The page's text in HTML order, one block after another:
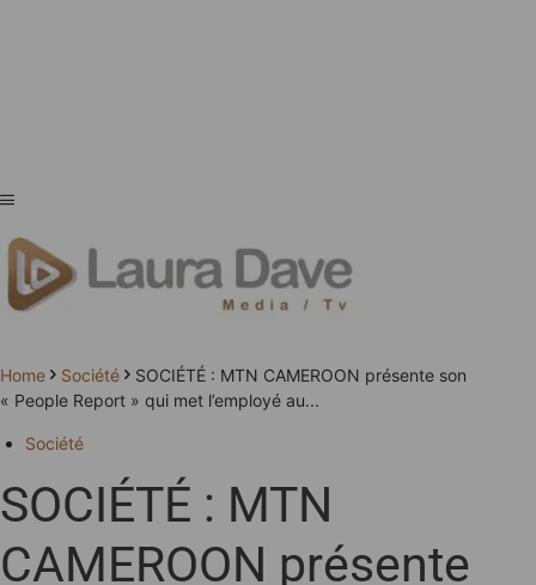
Home Société
SOCIÉTÉ : MTN CAMEROON présente son
« People Report » qui met l’employé au...
Société
SOCIÉTÉ : MTN
CAMEROON présente